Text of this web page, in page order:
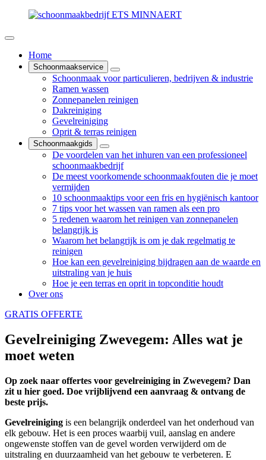
Home
Schoonmaakservice
Schoonmaak voor particulieren, bedrijven & industrie
Ramen wassen
Zonnepanelen reinigen
Dakreiniging
Gevelreiniging
Oprit & terras reinigen
Schoonmaakgids
De voordelen van het inhuren van een professioneel
schoonmaakbedrijf
De meest voorkomende schoonmaakfouten die je moet
vermijden
10 schoonmaaktips voor een fris en hygiënisch kantoor
7 tips voor het wassen van ramen als een pro
5 redenen waarom het reinigen van zonnepanelen
belangrijk is
Waarom het belangrijk is om je dak regelmatig te
reinigen
Hoe kan een gevelreiniging bijdragen aan de waarde en
uitstraling van je huis
Hoe je een terras en oprit in topconditie houdt
Over ons
GRATIS OFFERTE
Gevelreiniging Zwevegem: Alles wat je
moet weten
Op zoek naar offertes voor gevelreiniging in Zwevegem? Dan
zit u hier goed. Doe vrijblijvend een aanvraag & ontvang de
beste prijs.
Gevelreiniging is een belangrijk onderdeel van het onderhoud van
elk gebouw. Het is een proces waarbij vuil, aanslag en andere
ongewenste stoffen van de gevel worden verwijderd om de
uitstraling en duurzaamheid van het gebouw te verbeteren. E